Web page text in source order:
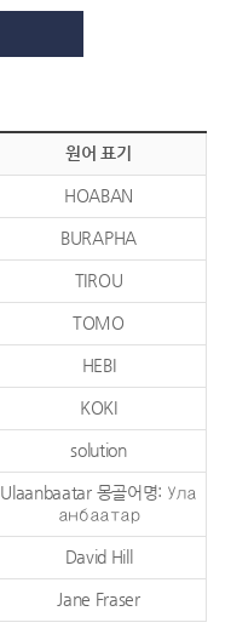
원어 표기
HOABAN
BURAPHA
TIROU
TOMO
HEBI
KOKI
solution
Ulaanbaatar 몽골어명: Ула
анбаатар
David Hill
Jane Fraser